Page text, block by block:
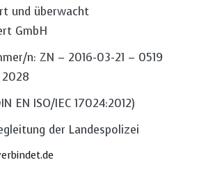
und überwacht
GmbH
n: ZN – 2016-03-21 – 0519
EN ISO/IEC 17024:2012)
der Landespolizei